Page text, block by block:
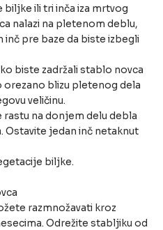
biljke ili tri inča iza mrtvog
nalazi na pletenom deblu,
pre baze da biste izbegli
biste zadržali stablo novca
orezano blizu pletenog dela
veličinu.
na donjem delu debla
Ostavite jedan inč netaknut
biljke.
razmnožavati kroz
Odrežite stabljiku od